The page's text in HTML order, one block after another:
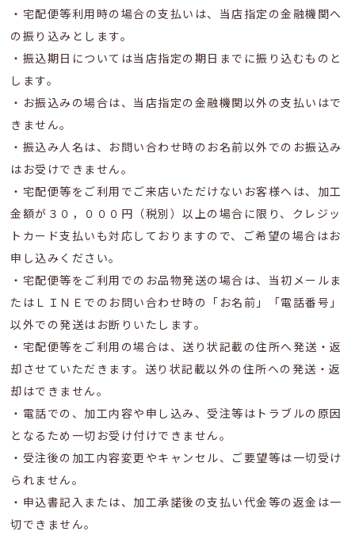
・宅配便等利用時の場合の支払いは、当店指定の金融機関へ
の振り込みとします。
・振込期日については当店指定の期日までに振り込むものと
します。
・お振込みの場合は、当店指定の金融機関以外の支払いはで
きません。
・振込み人名は、お問い合わせ時のお名前以外でのお振込み
はお受けできません。
・宅配便等をご利用でご来店いただけないお客様へは、加工
金額が３０，０００円（税別）以上の場合に限り、クレジッ
トカード支払いも対応しておりますので、ご希望の場合はお
申し込みください。
・宅配便等をご利用でのお品物発送の場合は、当初メールま
たはＬＩＮＥでのお問い合わせ時の「お名前」「電話番号」
以外での発送はお断りいたします。
・宅配便等をご利用の場合は、送り状記載の住所へ発送・返
却させていただきます。送り状記載以外の住所への発送・返
却はできません。
・電話での、加工内容や申し込み、受注等はトラブルの原因
となるため一切お受け付けできません。
・受注後の加工内容変更やキャンセル、ご要望等は一切受け
られません。
・申込書記入または、加工承諾後の支払い代金等の返金は一
切できません。